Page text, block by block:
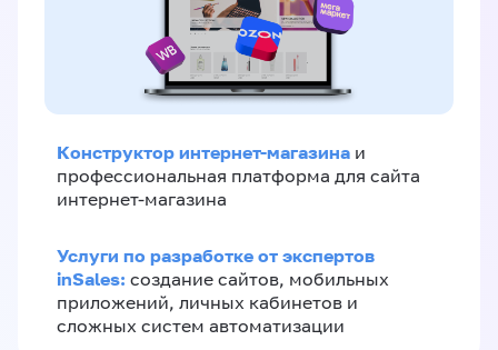
Конструктор интернет-магазина и
профессиональная платформа для сайта
интернет-магазина
Услуги по разработке от экспертов
inSales: создание сайтов, мобильных
приложений, личных кабинетов и
сложных систем автоматизации